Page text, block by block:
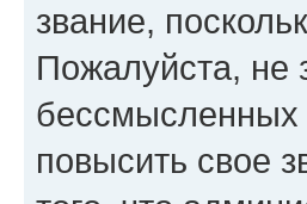
звание,
Пожалуйста, не
бессмысленных
повысить свое